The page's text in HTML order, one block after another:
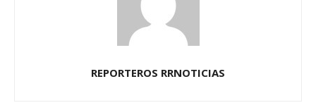
REPORTEROS RRNOTICIAS